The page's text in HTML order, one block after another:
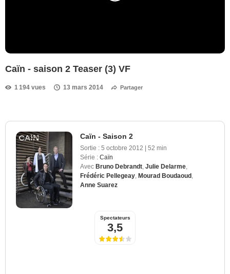
Caïn - saison 2 Teaser (3) VF
1 194 vues 13 mars 2014 Partager
Caïn - Saison 2
Sortie : 5 octobre 2012 | 52 min
Série : Caïn
Avec Bruno Debrandt Julie Delarme
Frédéric Pellegeay Mourad Boudaoud
Anne Suarez
Spectateurs
3,5